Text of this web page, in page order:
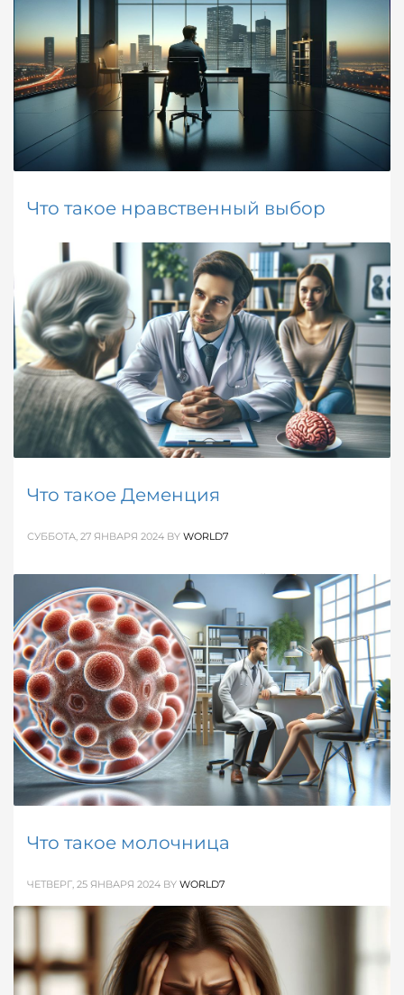
Узнайте, что такое паническая атака: виды, причины
появления, симптомы, типы и эффективные методы
диагностики и лечения.
ОПУБЛИКОВАНО В ЗДОРОВЬЕ / МЕДИЦИНА СПРАВОЧНИК
Что такое нравственный выбор
СРЕДА, 07 ФЕВРАЛЯ 2024 BYWORLD7
В этой статье вы узнаете, что такое нравственный
выбор, его влияние на личность и общество.
ОПУБЛИКОВАНО В СПРАВОЧНИК
МЕТКИ: ЧУВСТВА
Что такое Деменция
СУББОТА, 27 ЯНВАРЯ 2024 BY WORLD7
Статья для знакомства с деменцией: определение,
основные типы, симптомы, методы диагностики и
лечения, а также стратегии поддержки и ухода за
пациентами.
ОПУБЛИКОВАНО ВЗДОРОВЬЕ / МЕДИЦИНА,СПРАВОЧНИК
МЕТКИ: НЕВРОЛОГИЯ
Что такое молочница
ЧЕТВЕРГ, 25 ЯНВАРЯ 2024 BY WORLD7
Узнайте о причинах, симптомах, методах
диагностики и лечения молочницы, а также о
профилактических мерах для поддержания